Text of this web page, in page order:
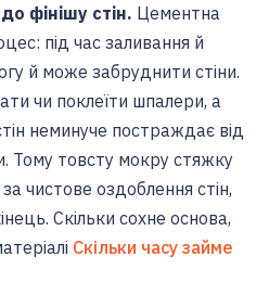
фінішу стін. Цементна
під час заливання й
й може забруднити стіни.
чи поклеїти шпалери, а
неминуче постраждає від
Тому товсту мокру стяжку
чистове оздоблення стін,
Скільки сохне основа,
Скільки часу займе